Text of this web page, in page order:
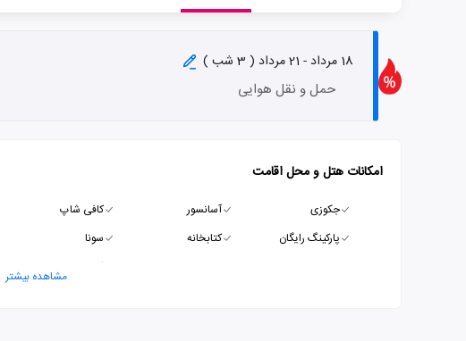
18 مرداد - 21 مرداد ( 3 شب )
حمل و نقل هوایی
امکانات هتل و محل اقامت
جکوزی آسانسور کافی شاپ
پارکینگ رایگان
کتابخانه سونا
اتاق بازی
مشاهده بیشتر